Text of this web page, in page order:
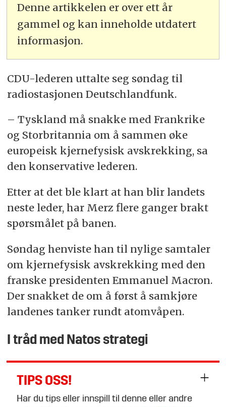
Denne artikkelen er over ett år
gammel og kan inneholde utdatert
informasjon.
CDU-lederen uttalte seg søndag til
radiostasjonen Deutschlandfunk.
– Tyskland må snakke med Frankrike
og Storbritannia om å sammen øke
europeisk kjernefysisk avskrekking, sa
den konservative lederen.
Etter at det ble klart at han blir landets
neste leder, har Merz flere ganger brakt
spørsmålet på banen.
Søndag henviste han til nylige samtaler
om kjernefysisk avskrekking med den
franske presidenten Emmanuel Macron.
Der snakket de om å først å samkjøre
landenes tanker rundt atomvåpen.
I tråd med Natos strategi
TIPS OSS!
Har du tips eller innspill til denne eller andre